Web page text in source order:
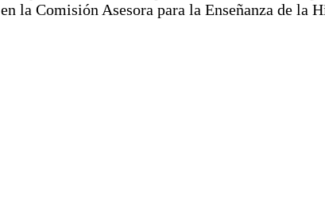
la Comisión Asesora para la Enseñanza de la